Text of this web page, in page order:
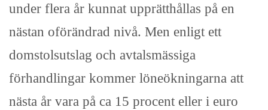
under flera år kunnat upprätthållas på en
nästan oförändrad nivå. Men enligt ett
domstolsutslag och avtalsmässiga
förhandlingar kommer löneökningarna att
nästa år vara på ca 15 procent eller i euro